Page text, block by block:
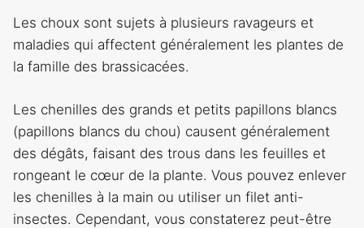
Les choux sont sujets à plusieurs ravageurs et
maladies qui affectent généralement les plantes de
la famille des brassicacées.
Les chenilles des grands et petits papillons blancs
(papillons blancs du chou) causent généralement
des dégâts, faisant des trous dans les feuilles et
rongeant le cœur de la plante. Vous pouvez enlever
les chenilles à la main ou utiliser un filet anti-
insectes. Cependant, vous constaterez peut-être